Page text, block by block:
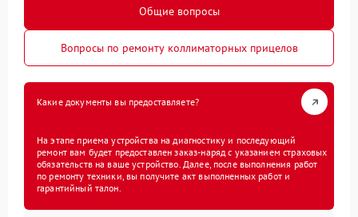
Общие вопросы
Вопросы по ремонту коллиматорных прицелов
Какие документы вы предоставляете?
На этапе приема устройства на диагностику и последующий
ремонт вам будет предоставлен заказ-наряд с указанием страховых
обязательств на ваше устройство. Далее, после выполнения работ
по ремонту техники, вы получите акт выполненных работ и
гарантийный талон.